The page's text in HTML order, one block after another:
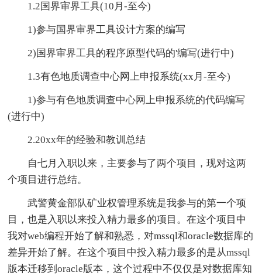
1.2国界审界工具(10月-至今)
1)参与国界审界工具设计方案的编写
2)国界审界工具的程序原型代码的'编写(进行中)
1.3有色地质调查中心网上申报系统(xx月-至今)
1)参与有色地质调查中心网上申报系统的代码编写
(进行中)
2.20xx年的经验和教训总结
自七月入职以来，主要参与了两个项目，现对这两
个项目进行总结。
武警黄金部队矿业权管理系统是我参与的第一个项
目，也是入职以来投入精力最多的项目。在这个项目中
我对web编程开始了解和熟悉，对mssql和oracle数据库的
差异开始了解。在这个项目中投入精力最多的是从mssql
版本迁移到oracle版本，这个过程中不仅仅是对数据库知